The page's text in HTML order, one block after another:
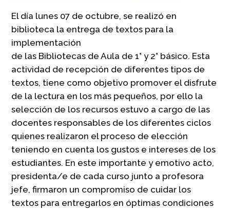
El día lunes 07 de octubre, se realizó en
biblioteca la entrega de textos para la
implementación
de las Bibliotecas de Aula de 1° y 2° básico. Esta
actividad de recepción de diferentes tipos de
textos, tiene como objetivo promover el disfrute
de la lectura en los más pequeños, por ello la
selección de los recursos estuvo a cargo de las
docentes responsables de los diferentes ciclos
quienes realizaron el proceso de elección
teniendo en cuenta los gustos e intereses de los
estudiantes. En este importante y emotivo acto,
presidenta/e de cada curso junto a profesora
jefe, firmaron un compromiso de cuidar los
textos para entregarlos en óptimas condiciones